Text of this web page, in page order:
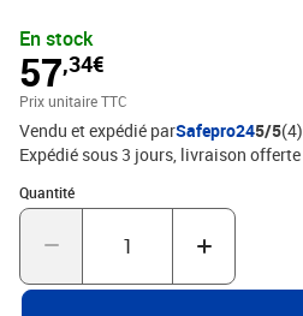
En stock
57,34€
Prix unitaire TTC
Vendu et expédié parSafepro245/5(4)
Expédié sous 3 jours livraison offerte
Quantité
Quantité : 1